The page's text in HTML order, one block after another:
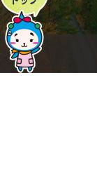
ー
ジ